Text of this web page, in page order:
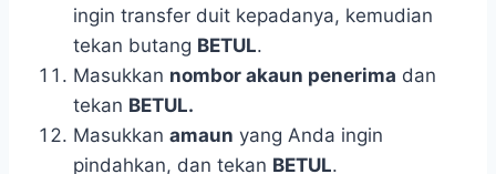
ingin transfer duit kepadanya, kemudian
tekan butang BETUL.
Masukkan nombor akaun penerima dan
tekan BETUL.
Masukkan amaun yang Anda ingin
pindahkan, dan tekan BETUL.